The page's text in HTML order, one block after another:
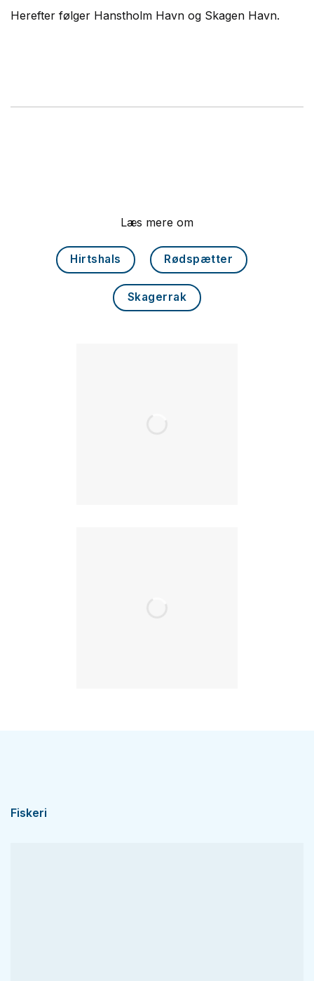
Herefter følger Hanstholm Havn og Skagen Havn.
Læs mere om
Hirtshals Rødspætter
Skagerrak
Fiskeri